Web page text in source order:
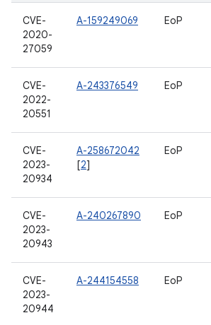
CVE-
2020-
27059
A-159249069 EoP
CVE-
2022-
20551
A-243376549 EoP
CVE-
2023-
20934
A-258672042
[2]
EoP
CVE-
2023-
20943
A-240267890 EoP
CVE-
2023-
20944
A-244154558 EoP